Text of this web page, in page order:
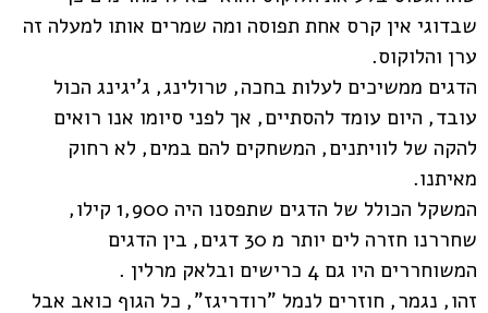
שבדוגי אין קרס אחת תפוסה ומה שמרים אותו למעלה זה
ערן והלוקוס.
הדגים ממשיכים לעלות בחכה, טרולינג, ג'יגינג הכול
עובד, היום עומד להסתיים, אך לפני סיומו אנו רואים
להקה של לוויתנים, המשחקים להם במים, לא רחוק
מאיתנו.
המשקל הכולל של הדגים שתפסנו היה 1,900 קילו,
שחררנו חזרה לים יותר מ 30 דגים, בין הדגים
המשוחררים היו גם 4 כרישים ובלאק מרלין .
זהו, נגמר, חוזרים לנמל "רודריגז", כל הגוף כואב אבל